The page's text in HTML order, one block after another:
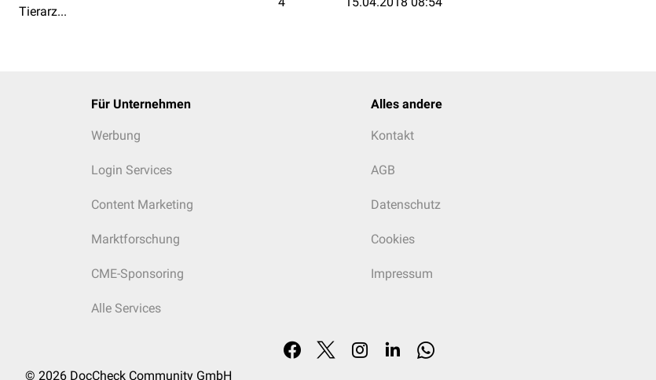
Tierarzt | Tierärztin
Für Unternehmen
Werbung
Login Services
Content Marketing
Marktforschung
CME-Sponsoring
Alle Services
Alles andere
Kontakt
AGB
Datenschutz
Cookies
Impressum
© 2026 DocCheck Community GmbH